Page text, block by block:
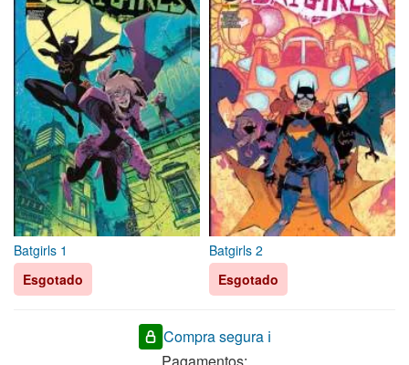
Batgirls 1
Esgotado
Batgirls 2
Esgotado
Compra segura ℹ️